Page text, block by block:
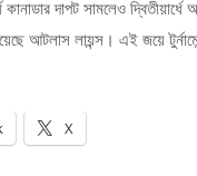
দাপট সামলেও
আটলাস লায়ন্স। এই জয়ে
X